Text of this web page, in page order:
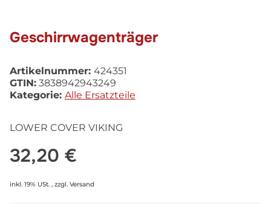
Geschirrwagenträger
Artikelnummer: 424351
GTIN: 3838942943249
Kategorie: Alle Ersatzteile
LOWER COVER VIKING
32,20 €
inkl. 19% USt. , zzgl. Versand